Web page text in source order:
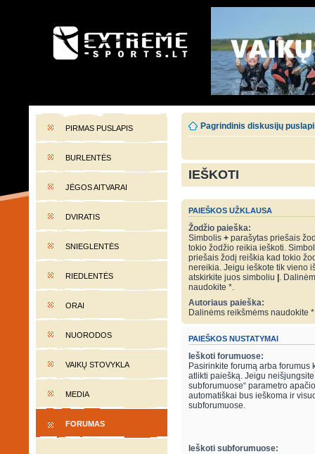
EXTREME-SPORTS.LT
PIRMAS PUSLAPIS
BURLENTĖS
JĖGOS AITVARAI
DVIRATIS
SNIEGLENTĖS
RIEDLENTĖS
ORAI
NUORODOS
VAIKŲ STOVYKLA
MEDIA
FORUMAS
Pagrindinis diskusijų
IEŠKOTI
PAIEŠKOS UŽKLAUSA
Žodžio paieška:
Simbolis + parašytas priešais
tokio žodžio reikia ieškoti.
priešais žodį reiškia kad tokio
nereikia. Jeigu ieškote tik vieno
atskirkite juos simboliu .
naudokite *.
Autoriaus paieška:
Dalinėms reikšmėms naudokite
PAIEŠKOS NUSTATYMAI
Ieškoti forumuose:
Pasirinkite forumą arba forumus
atlikti paiešką. Jeigu neišjungsite
subforumuose“ parametro
automatiškai bus ieškoma ir
subforumuose.
Ieškoti subforumuose: